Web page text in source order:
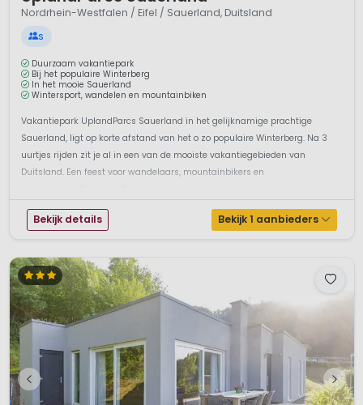
Nordrhein-Westfalen / Eifel / Sauerland, Duitsland
S
Duurzaam vakantiepark
Bij het populaire Winterberg
In het mooie Sauerland
Wintersport, wandelen en mountainbiken
Vakantiepark UplandParcs Sauerland in het gelijknamige prachtige
Sauerland, ligt op korte afstand van het o zo populaire Winterberg. Na 3
uurtjes rijden zit je al in een van de mooiste vakantiegebieden van
Duitsland. Een feest voor wandelaars, mountainbikers en
landschappen van het ...
Bekijk details Bekijk 1 aanbieders